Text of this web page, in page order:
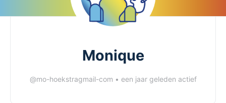
Monique
@mo-hoekstragmail-com • een jaar geleden actief